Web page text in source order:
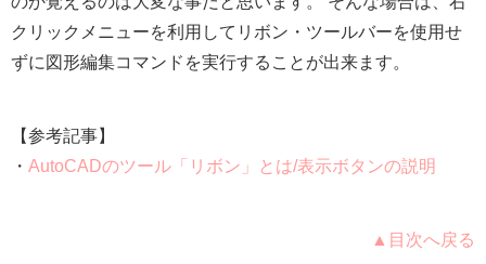
クリックメニューを利用してリボン・ツールバーを使用せ
ずに図形編集コマンドを実行することが出来ます。
【参考記事】
・ AutoCADのツール「リボン」とは/表示ボタンの説明
▲目次へ戻る